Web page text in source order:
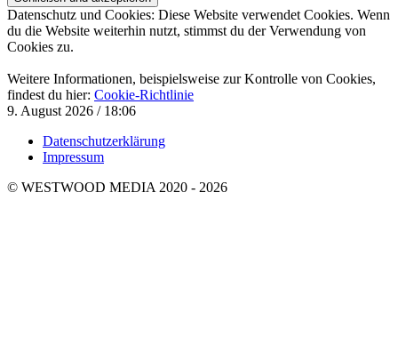
Datenschutz und Cookies: Diese Website verwendet Cookies. Wenn
du die Website weiterhin nutzt, stimmst du der Verwendung von
Cookies zu.
Weitere Informationen, beispielsweise zur Kontrolle von Cookies,
findest du hier: Cookie-Richtlinie
9. August 2026 / 18:06
Datenschutzerklärung
Impressum
© WESTWOOD MEDIA 2020 - 2026